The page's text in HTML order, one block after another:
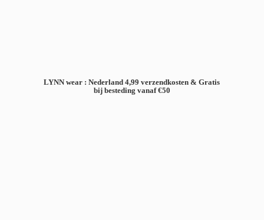
LYNN wear : Nederland 4,99 verzendkosten & Gratis
bij besteding vanaf €50